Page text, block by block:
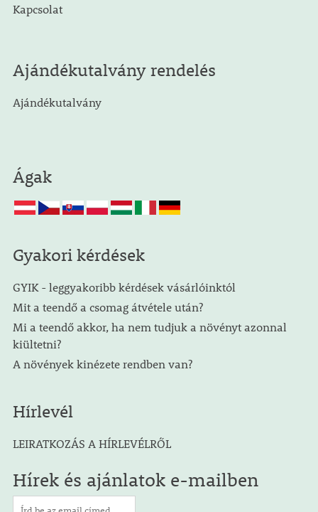
Kapcsolat
Ajándékutalvány rendelés
Ajándékutalvány
Ágak
Gyakori kérdések
GYIK - leggyakoribb kérdések vásárlóinktól
Mit a teendő a csomag átvétele után?
Mi a teendő akkor, ha nem tudjuk a növényt azonnal
kiültetni?
A növények kinézete rendben van?
Hírlevél
LEIRATKOZÁS A HÍRLEVÉLRŐL
Hírek és ajánlatok e-mailben